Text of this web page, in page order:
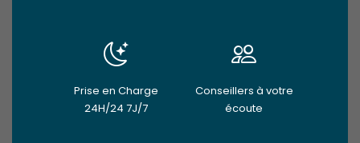
Prise en Charge
24H/24 7J/7
Conseillers à votre
écoute